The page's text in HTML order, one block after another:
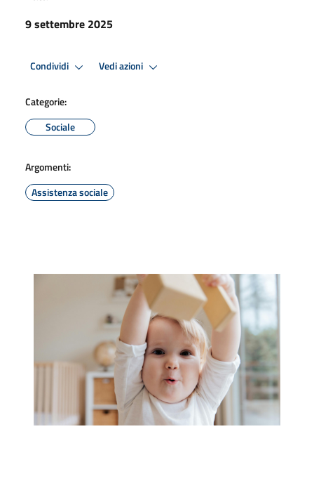
9 settembre 2025
Condividi Vedi azioni
Categorie:
Sociale
Argomenti:
Assistenza sociale